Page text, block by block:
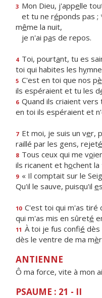
3 Mon Dieu, j'appelle
et tu ne réponds pas ;
même la nuit,
je n'ai pas de repos.
4 Toi, pourtant, tu es
toi qui habites les hy
5 C'est en toi que nos pè
ils espéraient et tu les d
6 Quand ils criaient vers
en toi ils espéraient et
7 Et moi, je suis un ver,
raillé par les gens, rejeté
8 Tous ceux qui me vo
ils ricanent et hochent
9 « Il comptait sur le
Qu'il le sauve, puisqu'il e
10 C'est toi qui m'as tiré
qui m'as mis en sûreté
11 À toi je fus confié dès
dès le ventre de ma mè
ANTIENNE
Ô ma force, vite à mon
PSAUME : 21 - II